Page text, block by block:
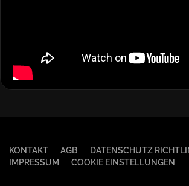
KONTAKT AGB
DATENSCHUTZ
IMPRESSUM
COOKIE EINSTELLUNGEN